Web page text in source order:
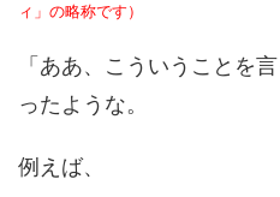
ィ」の略称です）
「ああ、こういうことを
ったような。
例えば、